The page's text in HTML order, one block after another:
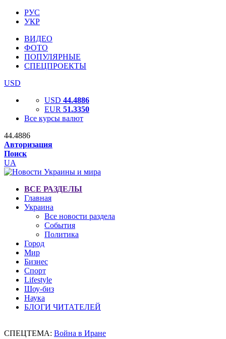
РУС
УКР
ВИДЕО
ФОТО
ПОПУЛЯРНЫЕ
СПЕЦПРОЕКТЫ
USD
USD 44.4886
EUR 51.3350
Все курсы валют
44.4886
Авторизация
Поиск
UA
ВСЕ РАЗДЕЛЫ
Главная
Украина
Все новости раздела
События
Политика
Город
Мир
Бизнес
Спорт
Lifestyle
Шоу-биз
Наука
БЛОГИ ЧИТАТЕЛЕЙ
СПЕЦТЕМА: Война в Иране